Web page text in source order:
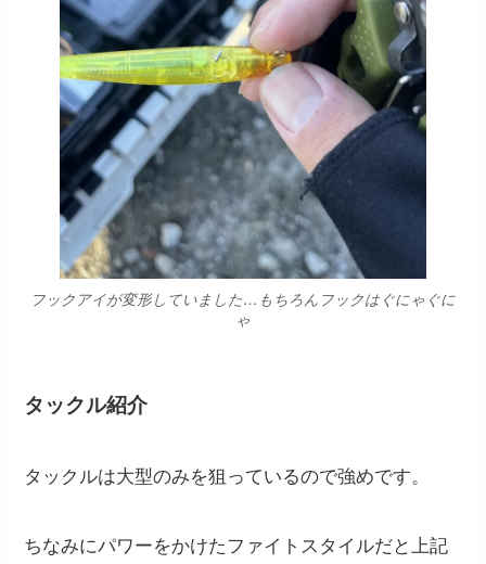
フックアイが変形していました…もちろんフックはぐにゃぐに
ゃ
タックル紹介
タックルは大型のみを狙っているので強めです。
ちなみにパワーをかけたファイトスタイルだと上記